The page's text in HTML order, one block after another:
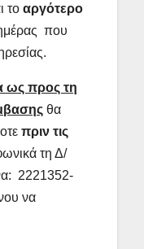
το αργότερο
που
ως προς τη
θα
πριν τις
τη Δ/
2221352-
να